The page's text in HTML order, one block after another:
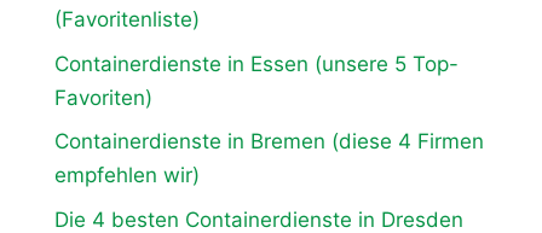
(Favoritenliste)
Containerdienste in Essen (unsere 5 Top-
Favoriten)
Containerdienste in Bremen (diese 4 Firmen
empfehlen wir)
Die 4 besten Containerdienste in Dresden